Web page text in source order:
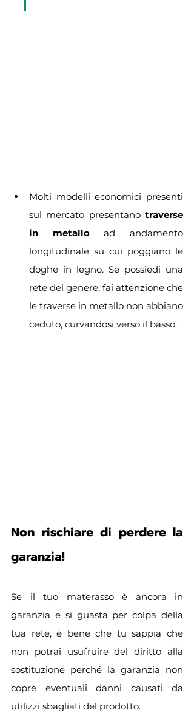
Molti modelli economici presenti
sul mercato presentano traverse
in metallo ad andamento
longitudinale su cui poggiano le
doghe in legno. Se possiedi una
rete del genere, fai attenzione che
le traverse in metallo non abbiano
ceduto, curvandosi verso il basso.
Non rischiare di perdere la
garanzia!
Se il tuo materasso è ancora in
garanzia e si guasta per colpa della
tua rete, è bene che tu sappia che
non potrai usufruire del diritto alla
sostituzione perché la garanzia non
copre eventuali danni causati da
utilizzi sbagliati del prodotto.